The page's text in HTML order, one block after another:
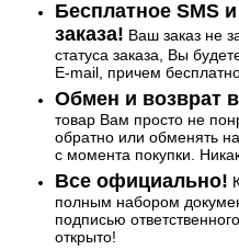
Бесплатное SMS
заказа! Ваш заказ не
статуса заказа, Вы
E-mail, причем
Обмен и возврат
товар Вам просто не
обратно или обменять
с момента покупки.
Все официально!
полным набором
подписью
открыто!